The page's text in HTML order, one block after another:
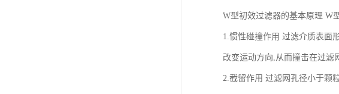
W型初效过滤器的基本原理 W
1.惯性碰撞作用 过滤介质表面
改变运动方向,从而撞击在过滤
2.截留作用 过滤网孔径小于颗